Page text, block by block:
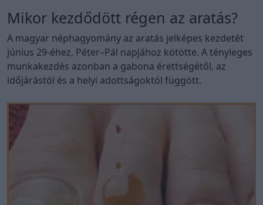
Mikor kezdődött régen az aratás?
A magyar néphagyomány az aratás jelképes kezdetét
június 29-éhez, Péter–Pál napjához kötötte. A tényleges
munkakezdés azonban a gabona érettségétől, az
időjárástól és a helyi adottságoktól függött.